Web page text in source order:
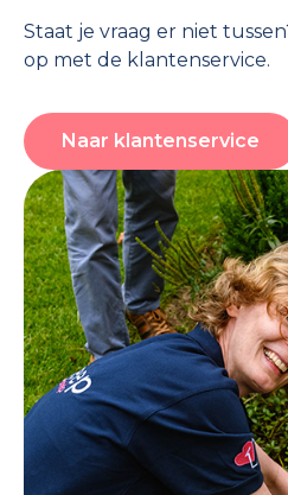
Staat je vraag er niet
op met de klantenservice.
Naar klantenservice